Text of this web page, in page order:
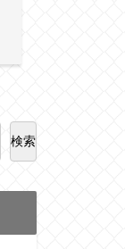
検索